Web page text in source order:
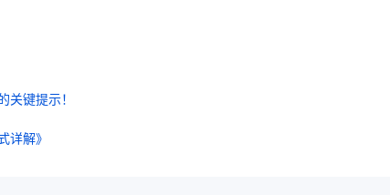
键提示！
详解》